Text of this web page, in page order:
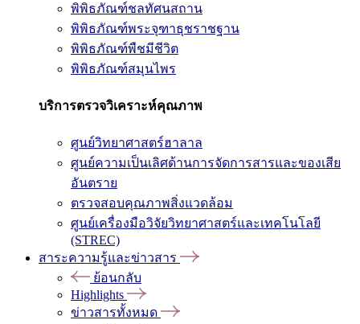
พิพิธภัณฑ์ชลทัศนสถาน
พิพิธภัณฑ์พระจุฑาธุชราชฐาน
พิพิธภัณฑ์พืชมีชีวิต
พิพิธภัณฑ์สมุนไพร
บริการตรวจวิเคราะห์คุณภาพ
ศูนย์วิทยาศาสตร์ฮาลาล
ศูนย์ความเป็นเลิศด้านการจัดการสารและของเสีย
อันตราย
ตรวจสอบคุณภาพสิ่งแวดล้อม
ศูนย์เครื่องมือวิจัยวิทยาศาสตร์และเทคโนโลยี
(STREC)
สาระความรู้และข่าวสาร
ย้อนกลับ
Highlights
ข่าวสารทั้งหมด